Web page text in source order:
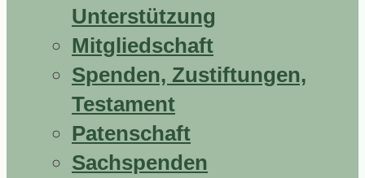
Unterstützung
Mitgliedschaft
Spenden, Zustiftungen,
Testament
Patenschaft
Sachspenden